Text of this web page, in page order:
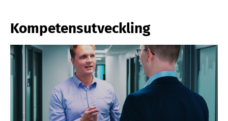
Kompetensutveckling